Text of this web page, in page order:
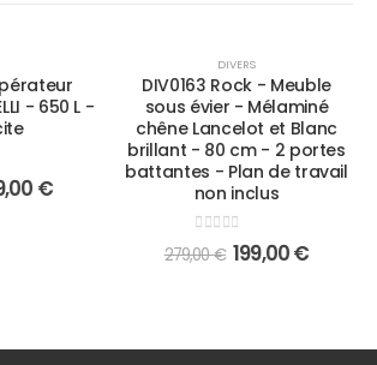
- 650 L -
€
DIVERS
DIV0163 Rock - Meuble
sous évier - Mélaminé
chêne Lancelot et Blanc
brillant - 80 cm - 2 portes
battantes - Plan de travail
non inclus
out of 5
279,00€ 199,00€